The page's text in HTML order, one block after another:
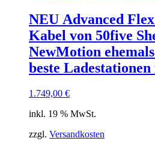
NEU Advanced
Kabel von 50five
NewMotion
beste
1.749,00 €
inkl. 19 % MwSt.
zzgl. Versandkosten